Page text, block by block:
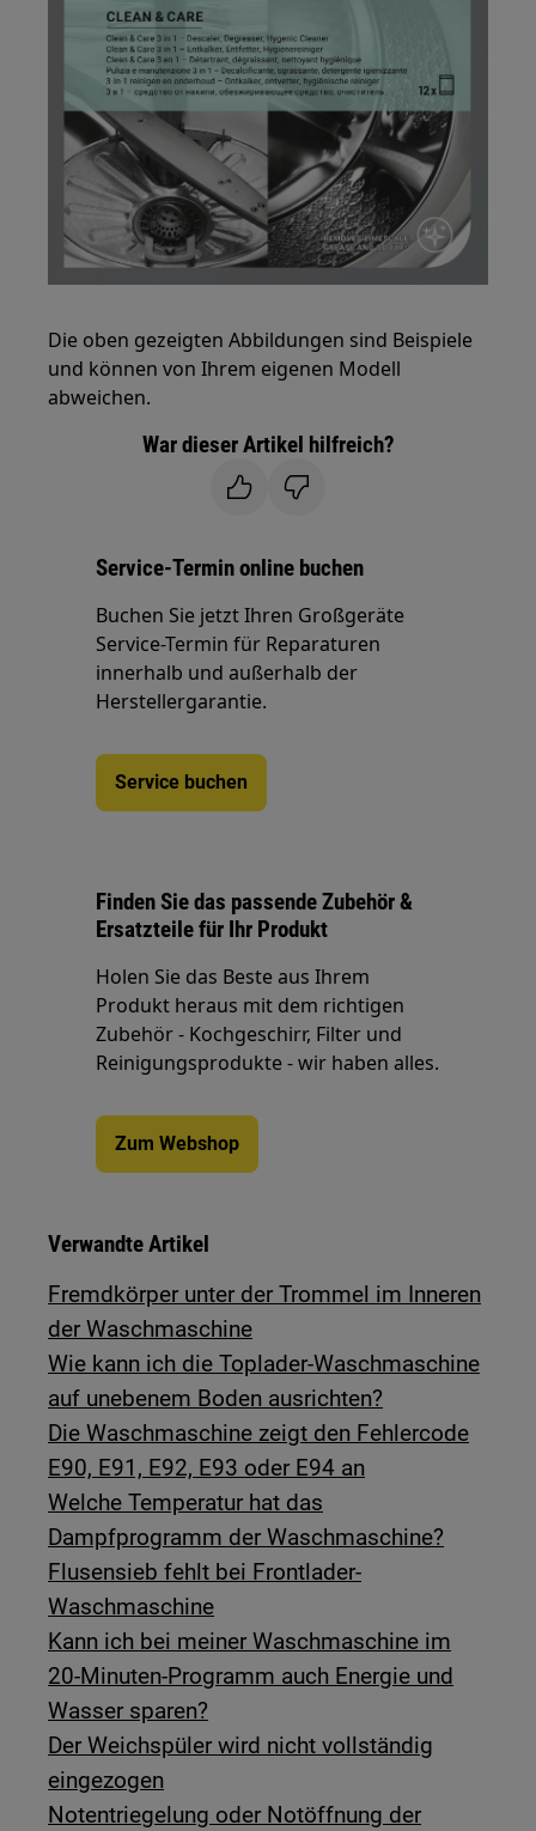
Die oben gezeigten Abbildungen sind Beispiele
und können von Ihrem eigenen Modell
abweichen.
War dieser Artikel hilfreich?
Service-Termin online buchen
Buchen Sie jetzt Ihren Großgeräte
Service-Termin für Reparaturen
innerhalb und außerhalb der
Herstellergarantie.
Service buchen
Finden Sie das passende Zubehör &
Ersatzteile für Ihr Produkt
Holen Sie das Beste aus Ihrem
Produkt heraus mit dem richtigen
Zubehör - Kochgeschirr, Filter und
Reinigungsprodukte - wir haben alles.
Zum Webshop
Verwandte Artikel
Fremdkörper unter der Trommel im Inneren
der Waschmaschine
Wie kann ich die Toplader-Waschmaschine
auf unebenem Boden ausrichten?
Die Waschmaschine zeigt den Fehlercode
E90, E91, E92, E93 oder E94 an
Welche Temperatur hat das
Dampfprogramm der Waschmaschine?
Flusensieb fehlt bei Frontlader-
Waschmaschine
Kann ich bei meiner Waschmaschine im
20-Minuten-Programm auch Energie und
Wasser sparen?
Der Weichspüler wird nicht vollständig
eingezogen
Notentriegelung oder Notöffnung der